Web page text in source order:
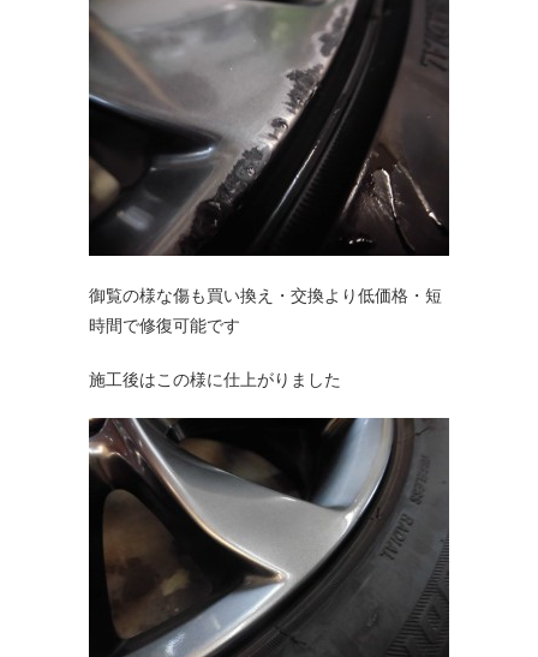
御覧の様な傷も買い換え・交換より低価格・短
時間で修復可能です
施工後はこの様に仕上がりました